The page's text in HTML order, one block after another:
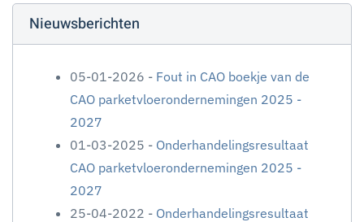
Nieuwsberichten
05-01-2026 - Fout in CAO boekje van de
CAO parketvloerondernemingen 2025 -
2027
01-03-2025 - Onderhandelingsresultaat
CAO parketvloerondernemingen 2025 -
2027
25-04-2022 - Onderhandelingsresultaat